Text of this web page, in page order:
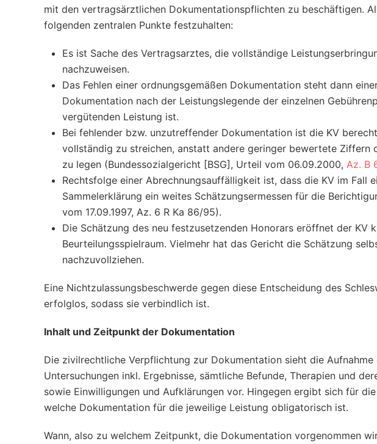
mit den vertragsärztlichen Dokumentationspflichten zu beschäftigen.
folgenden zentralen Punkte festzuhalten:
Es ist Sache des Vertragsarztes, die vollständige
nachzuweisen.
Das Fehlen einer ordnungsgemäßen Dokumentation steht dann
Dokumentation nach der Leistungslegende der einzelnen
vergütenden Leistung ist.
Bei fehlender bzw. unzutreffender Dokumentation ist die KV
vollständig zu streichen, anstatt andere geringer bewertete Ziffern
zu legen (Bundessozialgericht [BSG], Urteil vom 06.09.2000, Az. B
Rechtsfolge einer Abrechnungsauffälligkeit ist, dass die KV im Fall
Sammelerklärung ein weites Schätzungsermessen für die
vom 17.09.1997, Az. 6 R Ka 86/95).
Die Schätzung des neu festzusetzenden Honorars eröffnet der KV
Beurteilungsspielraum. Vielmehr hat das Gericht die Schätzung
nachzuvollziehen.
Eine Nichtzulassungsbeschwerde gegen diese Entscheidung des
erfolglos, sodass sie verbindlich ist.
Inhalt und Zeitpunkt der Dokumentation
Die zivilrechtliche Verpflichtung zur Dokumentation sieht die Aufnahme
Untersuchungen inkl. Ergebnisse, sämtliche Befunde, Therapien und
sowie Einwilligungen und Aufklärungen vor. Hingegen ergibt sich für
welche Dokumentation für die jeweilige Leistung obligatorisch ist.
Wann, also zu welchem Zeitpunkt, die Dokumentation vorgenommen